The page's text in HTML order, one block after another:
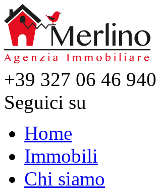
+39 327 06 46 940
Seguici su
Home
Immobili
Chi siamo